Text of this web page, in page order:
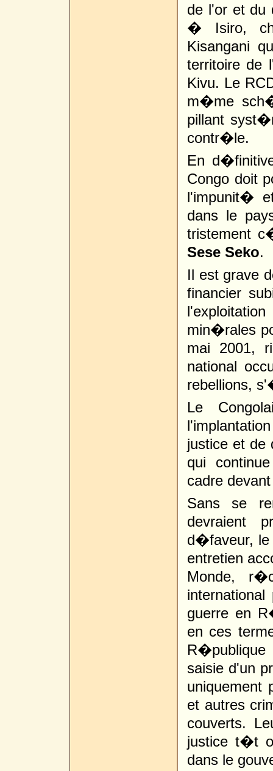
de l'or et du
� Isiro,
Kisangani
territoire de
Kivu. Le
m�me
pillant
contr�le.
En
Congo doit
l'impunit�
dans le
tristement
Sese Seko.
Il est grave
financier
min�rales
mai 2001,
national
rebellions,
Le
justice et de
qui
cadre
Sans se
devraient
d�faveur,
entretien
Monde,
guerre en
en ces
saisie d'un
uniquement
et autres
couverts.
justice t�t
dans le